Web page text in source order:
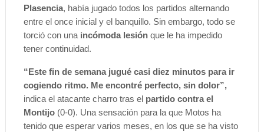
Plasencia, había jugado todos los partidos alternando
entre el once inicial y el banquillo. Sin embargo, todo se
torció con unaincómoda lesiónque le ha impedido
tener continuidad.
“Este fin de semana jugué casi diez minutos para ir
cogiendo ritmo. Me encontré perfecto, sin dolor”,
indica el atacante charro tras el partido contra el
Montijo (0-0). Una sensación para la que Motos ha
tenido que esperar varios meses, en los que se ha visto